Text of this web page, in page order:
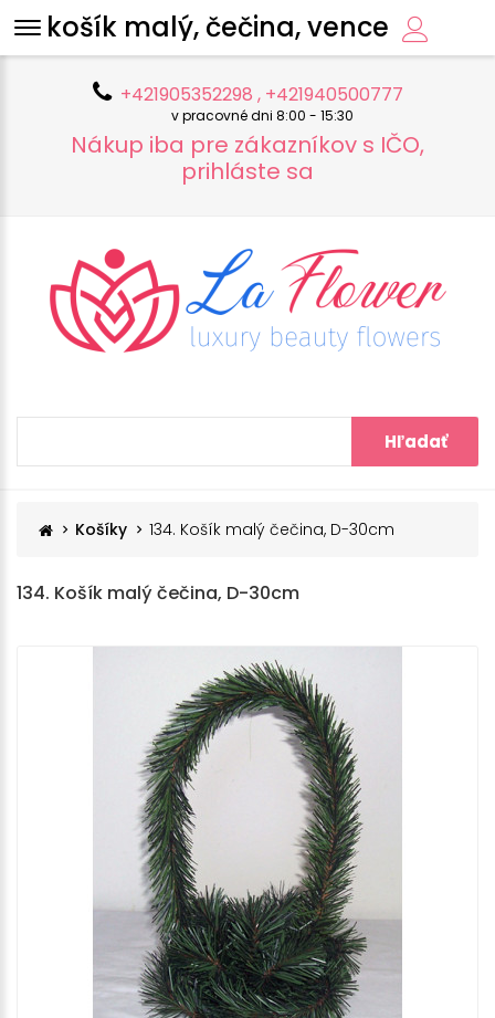
+421905352298 , +421940500777
v pracovné dni 8:00 - 15:30
Nákup iba pre zákazníkov s IČO,
prihláste sa
Hľadať
Košíky 134. Košík malý čečina, D-30cm
134. Košík malý čečina, D-30cm
košík malý, čečina, vence